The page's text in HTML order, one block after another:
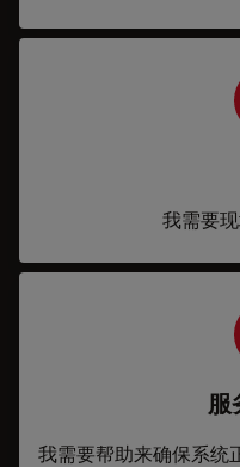
我需要现
服
我需要帮助来确保系统